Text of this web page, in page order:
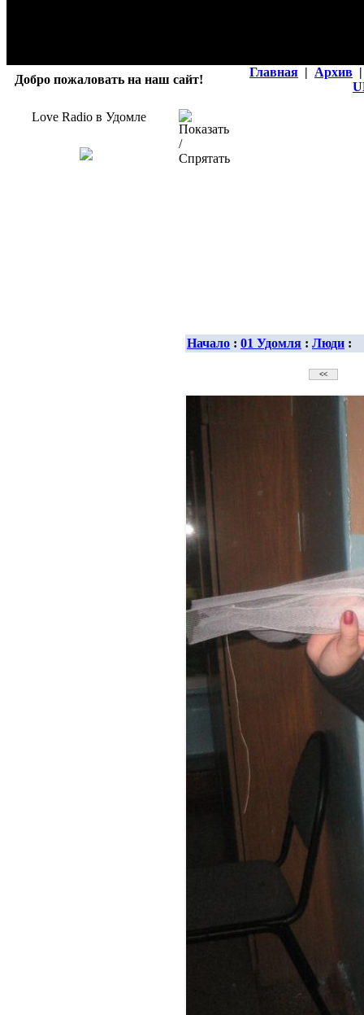
Добро пожаловать на наш сайт!
Главная | Архив |
Love Radio в Удомле
Начало : 01 Удомля : Люди :